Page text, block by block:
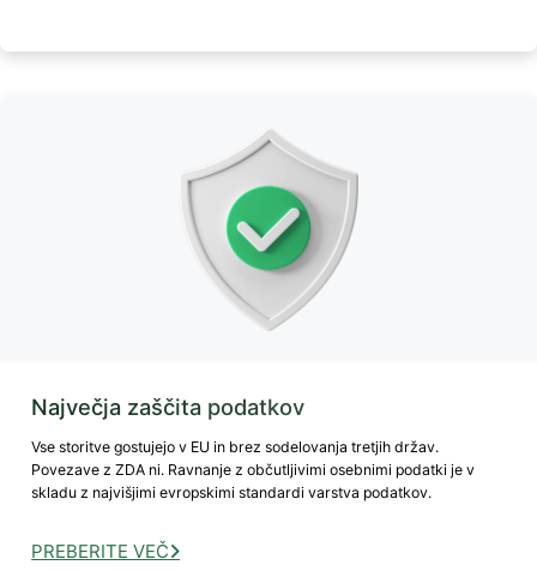
Največja zaščita podatkov
Vse storitve gostujejo v EU in brez sodelovanja tretjih držav.
Povezave z ZDA ni. Ravnanje z občutljivimi osebnimi podatki je v
skladu z najvišjimi evropskimi standardi varstva podatkov.
PREBERITE VEČ